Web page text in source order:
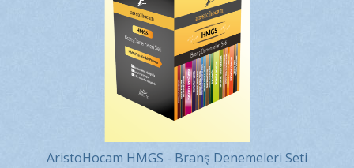
AristoHocam HMGS - Branş Denemeleri Seti